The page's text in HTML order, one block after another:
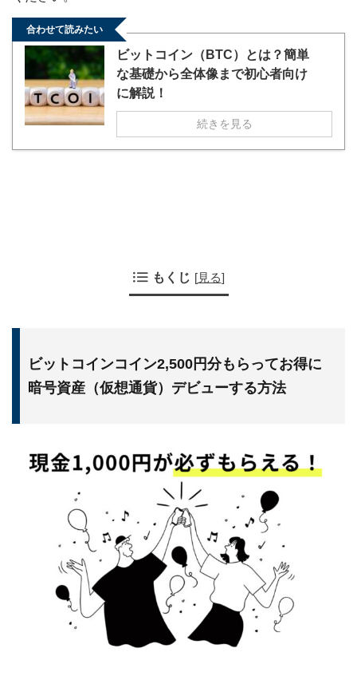
合わせて読みたい
ビットコイン（BTC）とは？簡単
な基礎から全体像まで初心者向け
に解説！
続きを見る
もくじ [見る]
ビットコインコイン2,500円分もらってお得に
暗号資産（仮想通貨）デビューする方法